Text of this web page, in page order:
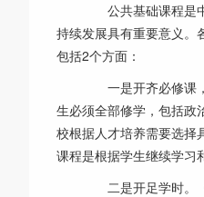
公共基础课程是中
持续发展具有重要意义。
包括2个方面：
一是开齐必修课，
生必须全部修学，包括政
校根据人才培养需要选择
课程是根据学生继续学习
二是开足学时。《